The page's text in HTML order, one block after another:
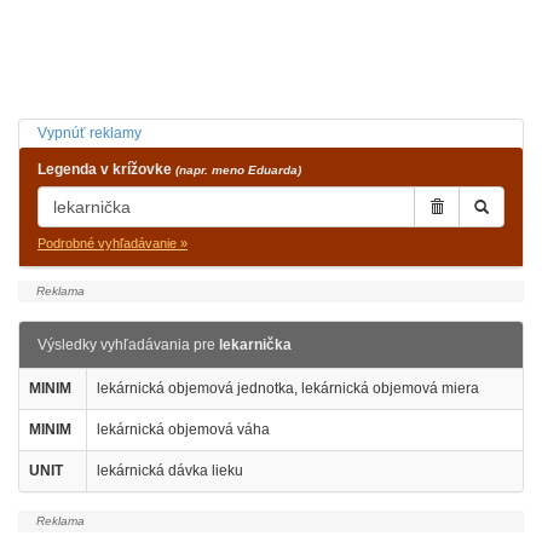
Vypnúť reklamy
Legenda v krížovke (napr. meno Eduarda)
Podrobné vyhľadávanie »
Výsledky vyhľadávania pre lekarnička
MINIM lekárnická objemová jednotka, lekárnická objemová miera
MINIM lekárnická objemová váha
UNIT lekárnická dávka lieku